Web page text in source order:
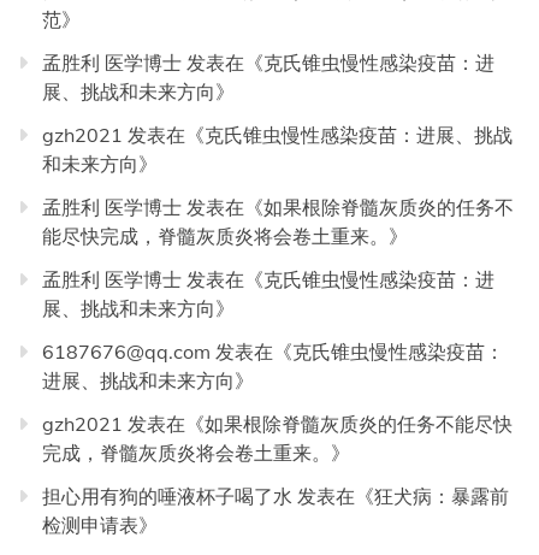
范》
孟胜利 医学博士 发表在《克氏锥虫慢性感染疫苗：进
展、挑战和未来方向》
gzh2021 发表在《克氏锥虫慢性感染疫苗：进展、挑战
和未来方向》
孟胜利 医学博士 发表在《如果根除脊髓灰质炎的任务不
能尽快完成，脊髓灰质炎将会卷土重来。 》
孟胜利 医学博士 发表在《克氏锥虫慢性感染疫苗：进
展、挑战和未来方向》
6187676@qq.com 发表在《克氏锥虫慢性感染疫苗：
进展、挑战和未来方向》
gzh2021 发表在《如果根除脊髓灰质炎的任务不能尽快
完成，脊髓灰质炎将会卷土重来。 》
担心用有狗的唾液杯子喝了水 发表在《狂犬病：暴露前
检测申请表》